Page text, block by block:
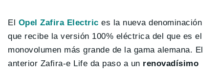
El Opel Zafira Electric es la nueva denominación
que recibe la versión 100% eléctrica del que es el
monovolumen más grande de la gama alemana. El
anterior Zafira-e Life da paso a un renovadísimo